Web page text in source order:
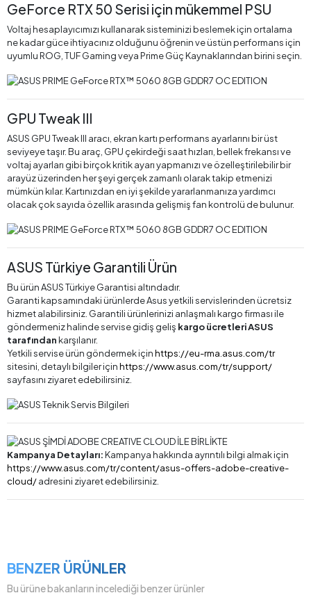
GeForce RTX 50 Serisi için mükemmel PSU
Voltaj hesaplayıcımızı kullanarak sisteminizi beslemek için ortalama
ne kadar güce ihtiyacınız olduğunu öğrenin ve üstün performans için
uyumlu ROG, TUF Gaming veya Prime Güç Kaynaklarından birini seçin.
GPU Tweak III
ASUS GPU Tweak III aracı, ekran kartı performans ayarlarını bir üst
seviyeye taşır. Bu araç, GPU çekirdeği saat hızları, bellek frekansı ve
voltaj ayarları gibi birçok kritik ayarı yapmanızı ve özelleştirilebilir bir
arayüz üzerinden her şeyi gerçek zamanlı olarak takip etmenizi
mümkün kılar. Kartınızdan en iyi şekilde yararlanmanıza yardımcı
olacak çok sayıda özellik arasında gelişmiş fan kontrolü de bulunur.
ASUS Türkiye Garantili Ürün
Bu ürün ASUS Türkiye Garantisi altındadır.
Garanti kapsamındaki ürünlerde Asus yetkili servislerinden ücretsiz
hizmet alabilirsiniz. Garantili ürünlerinizi anlaşmalı kargo firması ile
göndermeniz halinde servise gidiş geliş kargo ücretleri ASUS
tarafındankarşılanır.
Yetkili servise ürün göndermek içinhttps://eu-rma.asus.com/tr
sitesini, detaylı bilgiler içinhttps://www.asus.com/tr/support/
sayfasını ziyaret edebilirsiniz.
Kampanya Detayları:Kampanya hakkında ayrıntılı bilgi almak için
https://www.asus.com/tr/content/asus-offers-adobe-creative-
cloud/adresini ziyaret edebilirsiniz.
BENZER ÜRÜNLER
Bu ürüne bakanların incelediği benzer ürünler